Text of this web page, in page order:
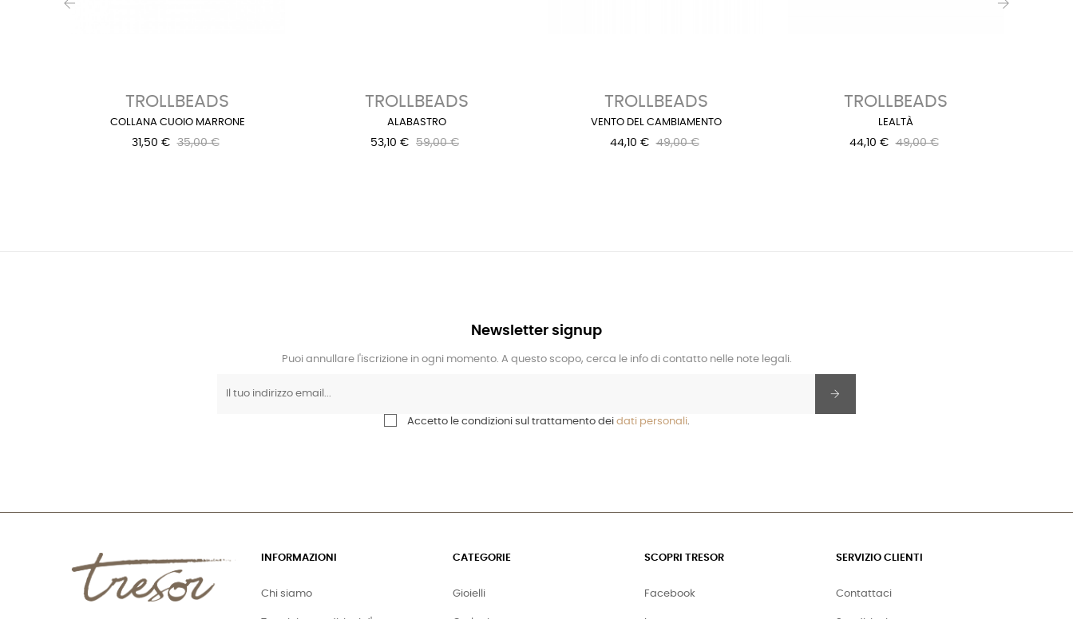
TROLLBEADS
COLLANA CUOIO MARRONE
31,50 € 35,00 €
TROLLBEADS
ALABASTRO
53,10 € 59,00 €
TROLLBEADS
VENTO DEL CAMBIAMENTO
44,10 € 49,00 €
TROLLBEADS
LEALTÀ
44,10 € 49,00 €
Newsletter signup
Puoi annullare l'iscrizione in ogni momento. A questo scopo, cerca le info di contatto nelle note legali.
Accetto le condizioni sul trattamento dei dati personali.
INFORMAZIONI
Chi siamo
CATEGORIE
Gioielli
SCOPRI TRESOR
Facebook
SERVIZIO CLIENTI
Contattaci